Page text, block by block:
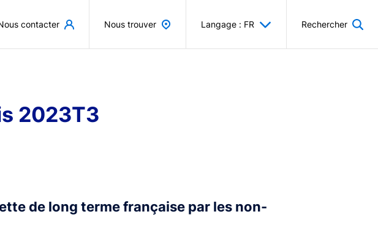
contacter Nous trouver Langage : FR Rechercher
2023T3
de long terme française par les non-